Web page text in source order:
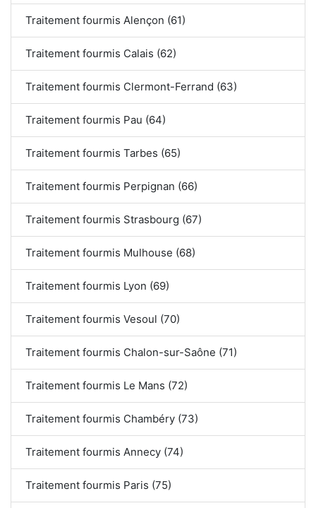
Traitement fourmis Alençon (61)
Traitement fourmis Calais (62)
Traitement fourmis Clermont-Ferrand (63)
Traitement fourmis Pau (64)
Traitement fourmis Tarbes (65)
Traitement fourmis Perpignan (66)
Traitement fourmis Strasbourg (67)
Traitement fourmis Mulhouse (68)
Traitement fourmis Lyon (69)
Traitement fourmis Vesoul (70)
Traitement fourmis Chalon-sur-Saône (71)
Traitement fourmis Le Mans (72)
Traitement fourmis Chambéry (73)
Traitement fourmis Annecy (74)
Traitement fourmis Paris (75)